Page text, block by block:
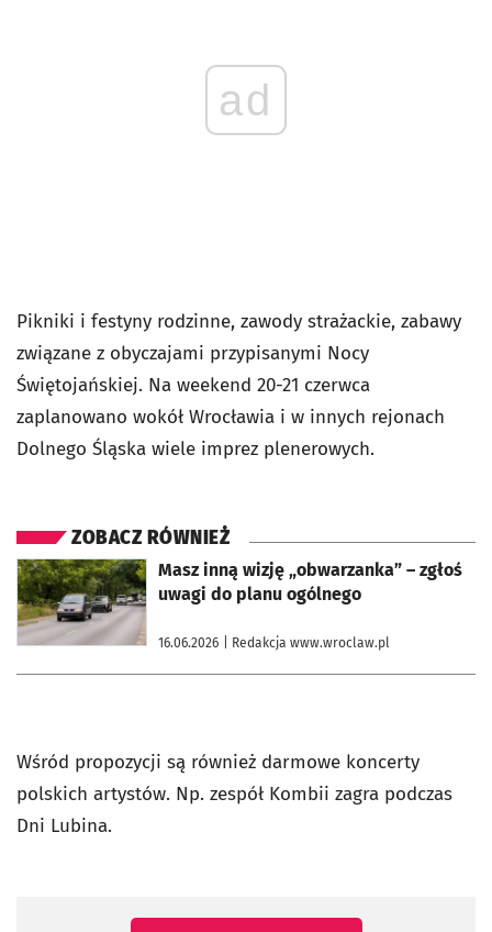
ad
Pikniki i festyny rodzinne, zawody strażackie, zabawy
związane z obyczajami przypisanymi Nocy
Świętojańskiej. Na weekend 20-21 czerwca
zaplanowano wokół Wrocławia i w innych rejonach
Dolnego Śląska wiele imprez plenerowych.
ZOBACZ RÓWNIEŻ
Masz inną wizję „obwarzanka” – zgłoś
uwagi do planu ogólnego
16.06.2026 | Redakcja www.wroclaw.pl
otworzy się w nowej karcie
Wśród propozycji są również darmowe koncerty
polskich artystów. Np. zespół Kombii zagra podczas
Dni Lubina.